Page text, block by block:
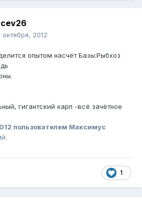
октября, 2012
опытом насчёт Базы:Рыбхоз
гигантский карп -всё зачётное
пользователем Максимус
1